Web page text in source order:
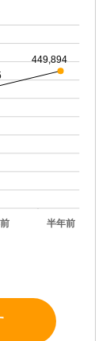
半年前
449,894